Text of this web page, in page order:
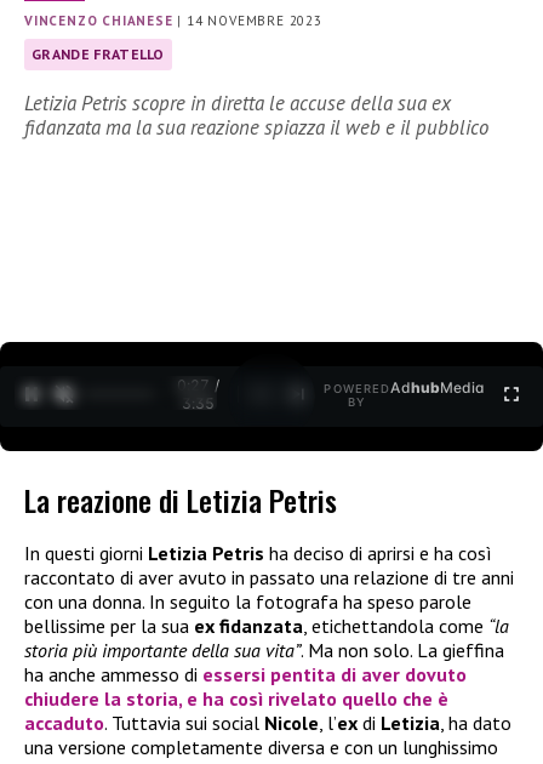
VINCENZO CHIANESE | 14 NOVEMBRE 2023
GRANDE FRATELLO
Letizia Petris scopre in diretta le accuse della sua ex
fidanzata ma la sua reazione spiazza il web e il pubblico
0:28 /
3:35
POWERED
BY
AdhubMedia
La reazione di Letizia Petris
In questi giorni Letizia Petris ha deciso di aprirsi e ha così
raccontato di aver avuto in passato una relazione di tre anni
con una donna. In seguito la fotografa ha speso parole
bellissime per la sua ex fidanzata, etichettandola come “la
storia più importante della sua vita”. Ma non solo. La gieffina
ha anche ammesso di essersi pentita di aver dovuto
chiudere la storia, e ha così rivelato quello che è
accaduto. Tuttavia sui social Nicole, l’ex di Letizia, ha dato
una versione completamente diversa e con un lunghissimo